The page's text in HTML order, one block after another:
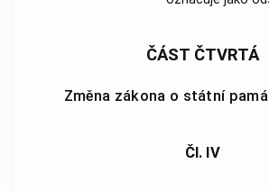
ČÁST ČTVRTÁ
Změna zákona o státní
Čl. IV